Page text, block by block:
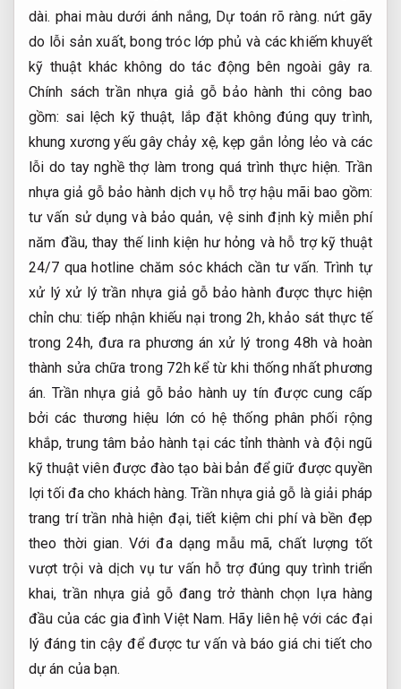
dài. phai màu dưới ánh nắng, Dự toán rõ ràng. nứt gãy
do lỗi sản xuất, bong tróc lớp phủ và các khiếm khuyết
kỹ thuật khác không do tác động bên ngoài gây ra.
Chính sách trần nhựa giả gỗ bảo hành thi công bao
gồm: sai lệch kỹ thuật, lắp đặt không đúng quy trình,
khung xương yếu gây chảy xệ, kẹp gắn lỏng lẻo và các
lỗi do tay nghề thợ làm trong quá trình thực hiện. Trần
nhựa giả gỗ bảo hành dịch vụ hỗ trợ hậu mãi bao gồm:
tư vấn sử dụng và bảo quản, vệ sinh định kỳ miễn phí
năm đầu, thay thế linh kiện hư hỏng và hỗ trợ kỹ thuật
24/7 qua hotline chăm sóc khách cần tư vấn. Trình tự
xử lý xử lý trần nhựa giả gỗ bảo hành được thực hiện
chỉn chu: tiếp nhận khiếu nại trong 2h, khảo sát thực tế
trong 24h, đưa ra phương án xử lý trong 48h và hoàn
thành sửa chữa trong 72h kể từ khi thống nhất phương
án. Trần nhựa giả gỗ bảo hành uy tín được cung cấp
bởi các thương hiệu lớn có hệ thống phân phối rộng
khắp, trung tâm bảo hành tại các tỉnh thành và đội ngũ
kỹ thuật viên được đào tạo bài bản để giữ được quyền
lợi tối đa cho khách hàng. Trần nhựa giả gỗ là giải pháp
trang trí trần nhà hiện đại, tiết kiệm chi phí và bền đẹp
theo thời gian. Với đa dạng mẫu mã, chất lượng tốt
vượt trội và dịch vụ tư vấn hỗ trợ đúng quy trình triển
khai, trần nhựa giả gỗ đang trở thành chọn lựa hàng
đầu của các gia đình Việt Nam. Hãy liên hệ với các đại
lý đáng tin cậy để được tư vấn và báo giá chi tiết cho
dự án của bạn.